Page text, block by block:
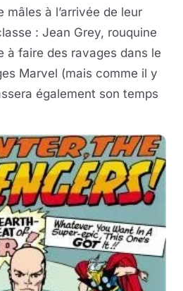
mâles à l’arrivée de leur
: Jean Grey, rouquine
à faire des ravages dans le
Marvel (mais comme il y
également son temps